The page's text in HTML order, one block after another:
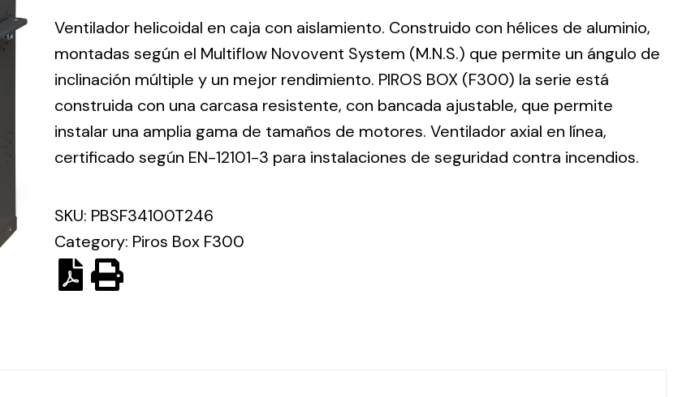
Ventilation
The
incorporation of
Novovent into
offer of
ventilation
products for
different uses
Solar lighting
solutions for all
Ventilador helicoidal en caja con aislamiento. Construido con hélices de aluminio,
montadas según el Multiflow Novovent System (M.N.S.) que permite un ángulo de
inclinación múltiple y un mejor rendimiento. PIROS BOX (F300) la serie está
construida con una carcasa resistente, con bancada ajustable, que permite
instalar una amplia gama de tamaños de motores. Ventilador axial en línea,
certificado según EN-12101-3 para instalaciones de seguridad contra incendios.
SKU: PBSF34100T246
Category: Piros Box F300